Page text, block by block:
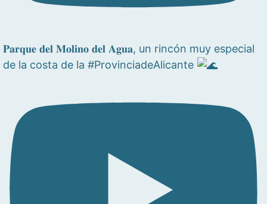
𝐏𝐚𝐫𝐪𝐮𝐞 𝐝𝐞𝐥 𝐌𝐨𝐥𝐢𝐧𝐨 𝐝𝐞𝐥 𝐀𝐠𝐮𝐚, un rincón muy especial
de la costa de la #ProvinciadeAlicante